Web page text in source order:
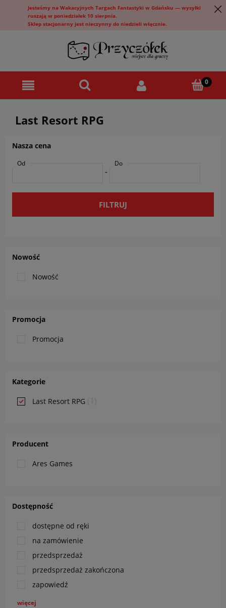
Jesteśmy na Wakacyjnych Targach Fantastyki w Gdańsku — wysyłki
ruszają w poniedziałek 10 sierpnia.
Sklep stacjonarny jest nieczynny do niedzieli włącznie.
Last Resort RPG
Nowość
Nowość
Promocja
Promocja
Kategorie
Last Resort RPG
Producent
Ares Games
Dostępność
dostępne od ręki
na zamówienie
przedsprzedaż
przedsprzedaż zakończona
zapowiedź
więcej
Nasza cena
Od
-
Do
FILTRUJ